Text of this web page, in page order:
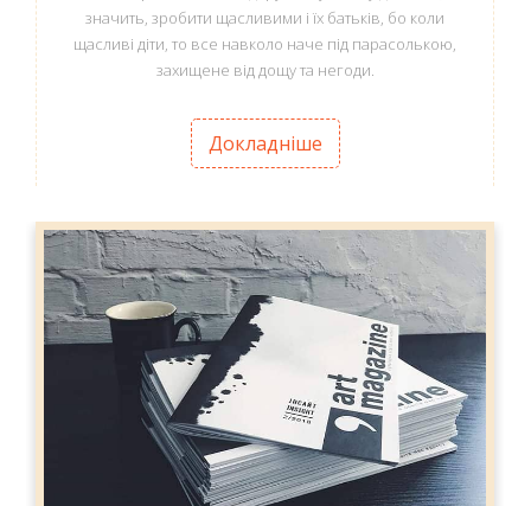
значить, зробити щасливими і їх батьків, бо коли
щасливі діти, то все навколо наче під парасолькою,
захищене від дощу та негоди.
Докладніше